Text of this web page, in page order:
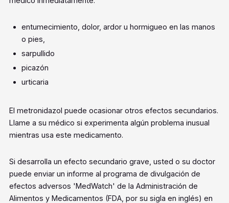
entumecimiento, dolor, ardor u hormigueo en las manos
o pies,
sarpullido
picazón
urticaria
El metronidazol puede ocasionar otros efectos secundarios.
Llame a su médico si experimenta algún problema inusual
mientras usa este medicamento.
Si desarrolla un efecto secundario grave, usted o su doctor
puede enviar un informe al programa de divulgación de
efectos adversos 'MedWatch' de la Administración de
Alimentos y Medicamentos (FDA, por su sigla en inglés) en